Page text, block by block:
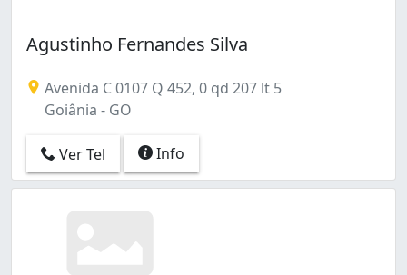
Agustinho Fernandes Silva
Avenida C 0107 Q 452, 0 qd 207 lt 5
Goiânia - GO
Ver Tel Info